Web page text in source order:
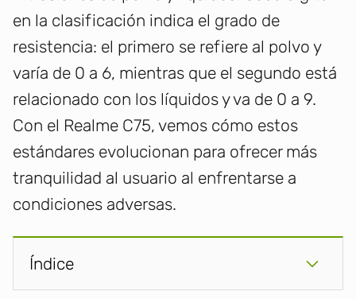
en la clasificación indica el grado de
resistencia: el primero se refiere al polvo y
varía de 0 a 6, mientras que el segundo está
relacionado con los líquidos y va de 0 a 9.
Con el Realme C75, vemos cómo estos
estándares evolucionan para ofrecer más
tranquilidad al usuario al enfrentarse a
condiciones adversas.
Índice